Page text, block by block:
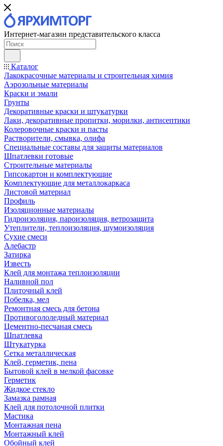
Интернет-магазин представительского класса
Каталог
Лакокрасочные материалы и строительная химия
Аэрозольные материалы
Краски и эмали
Грунты
Декоративные краски и штукатурки
Лаки, декоративные пропитки, морилки, антисептики
Колеровочные краски и пасты
Растворители, смывка, олифа
Специальные составы для защиты материалов
Шпатлевки готовые
Строительные материалы
Гипсокартон и комплектующие
Комплектующие для металлокаркаса
Листовой материал
Профиль
Изоляционные материалы
Гидроизоляция, пароизоляция, ветрозащита
Утеплители, теплоизоляция, шумоизоляция
Сухие смеси
Алебастр
Затирка
Известь
Клей для монтажа теплоизоляции
Наливной пол
Плиточный клей
Побелка, мел
Ремонтная смесь для бетона
Противогололедный материал
Цементно-песчаная смесь
Шпатлевка
Штукатурка
Сетка металлическая
Клей, герметик, пена
Бытовой клей в мелкой фасовке
Герметик
Жидкое стекло
Замазка рамная
Клей для потолочной плитки
Мастика
Монтажная пена
Монтажный клей
Обойный клей